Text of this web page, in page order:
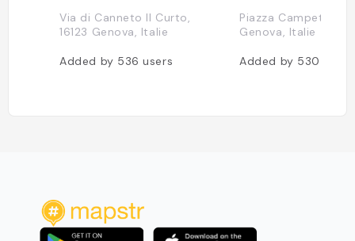
Via di Canneto Il Curto,
16123 Genova, Italie
Added by 536users
Piazza Campetto, 8,
Genova, Italie
Added by 530